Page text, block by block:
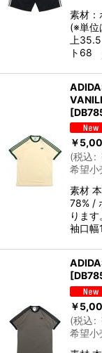
素材：
(※単
上
ト68
[
￥
(税込:
希望小
素材
78% /
りま
袖口
[
￥
(税込:
希望小